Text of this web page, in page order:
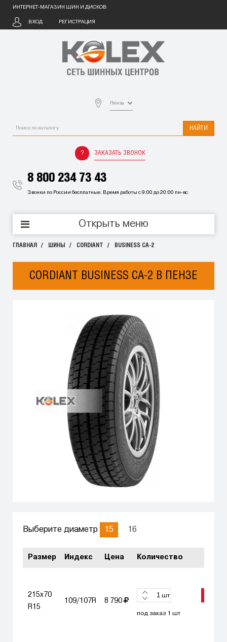
ИНТЕРНЕТ-МАГАЗИН ШИН И ДИСКОВ
ВХОД РЕГИСТРАЦИЯ
Пенза
НАЙТИ
ЗАКАЗАТЬ ЗВОНОК
8 800 234 73 43
Звонки по России бесплатные. Время работы с 9:00 до 20:00 пн-вс
Открыть меню
ГЛАВНАЯ ШИНЫ CORDIANT BUSINESS CA-2
CORDIANT BUSINESS CA-2 В ПЕНЗЕ
Выберите диаметр 15 16
Размер Индекс Цена Количество
215x70
R15
109/107R 8 790
шт
под заказ 1 шт